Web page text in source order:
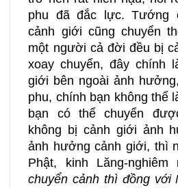
phu đã đắc lực. Tướng
cảnh giới cũng chuyển
một người cả đời đều bị
xoay chuyển, đây chính
giới bên ngoài ảnh
phu, chính bạn không thể
bạn có thể chuyển
không bị cảnh giới ảnh
ảnh hưởng cảnh giới, thì
Phật, kinh Lăng-nghiêm
chuyển cảnh thì đồng với